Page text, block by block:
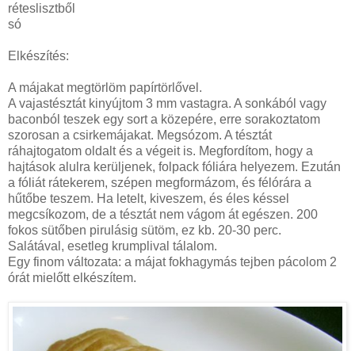
réteslisztből
só
Elkészítés:
A májakat megtörlöm papírtörlővel.
A vajastésztát kinyújtom 3 mm vastagra. A sonkából vagy
baconból teszek egy sort a közepére, erre sorakoztatom
szorosan a csirkemájakat. Megsózom. A tésztát
ráhajtogatom oldalt és a végeit is. Megfordítom, hogy a
hajtások alulra kerüljenek, folpack fóliára helyezem. Ezután
a fóliát rátekerem, szépen megformázom, és félórára a
hűtőbe teszem. Ha letelt, kiveszem, és éles késsel
megcsíkozom, de a tésztát nem vágom át egészen. 200
fokos sütőben pirulásig sütöm, ez kb. 20-30 perc.
Salátával, esetleg krumplival tálalom.
Egy finom változata: a májat fokhagymás tejben pácolom 2
órát mielőtt elkészítem.